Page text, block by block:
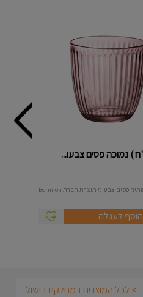
הוסף לעגלה
> לכל המוצרים במחלקת בישול